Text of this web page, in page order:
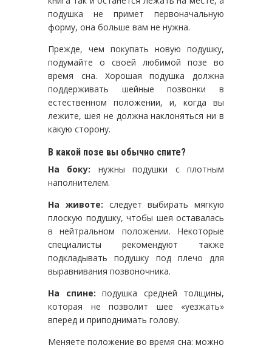
подушка не примет первоначальную
форму, она больше вам не нужна.
Прежде, чем покупать новую подушку,
подумайте о своей любимой позе во
время сна. Хорошая подушка должна
поддерживать шейные позвонки в
естественном положении, и, когда вы
лежите, шея не должна наклоняться ни в
какую сторону.
В какой позе вы обычно спите?
На боку: нужны подушки с плотным
наполнителем.
На животе: следует выбирать мягкую
плоскую подушку, чтобы шея оставалась
в нейтральном положении. Некоторые
специалисты рекомендуют также
подкладывать подушку под плечо для
выравнивания позвоночника.
На спине: подушка средней толщины,
которая не позволит шее «уезжать»
вперед и приподнимать голову.
Меняете положение во время сна: можно